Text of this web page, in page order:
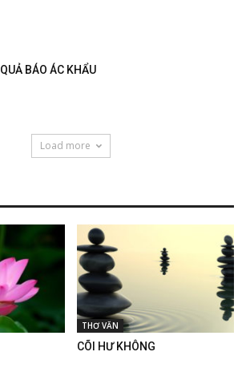
QUẢ BÁO ÁC KHẨU
Load more
THƠ VĂN
CÕI HƯ KHÔNG